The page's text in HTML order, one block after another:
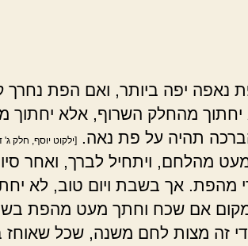
נאפה יפה ביותר, ואם הפת
יחתוך מהחלק השרוף, אלא יחתוך
תהיה על פת נאה.
[ילקוט יוסף, חלק ג'
מהלחם, ויתחיל לברך, ואחר
מהפת. אך בשבת ויום טוב, לא
אם שכח וחתך מעט מהפת
זה מצות לחם משנה, שכל שאוחז